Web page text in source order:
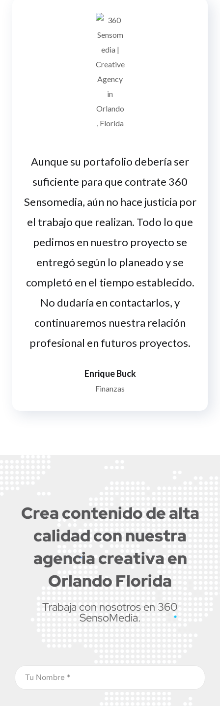
Aunque su portafolio debería ser
suficiente para que contrate 360
Sensomedia, aún no hace justicia por
el trabajo que realizan. Todo lo que
pedimos en nuestro proyecto se
entregó según lo planeado y se
completó en el tiempo establecido.
No dudaría en contactarlos, y
continuaremos nuestra relación
profesional en futuros proyectos.
Enrique Buck
Finanzas
Crea contenido de alta
calidad con nuestra
agencia creativa en
Orlando Florida
Trabaja con nosotros en 360
SensoMedia.